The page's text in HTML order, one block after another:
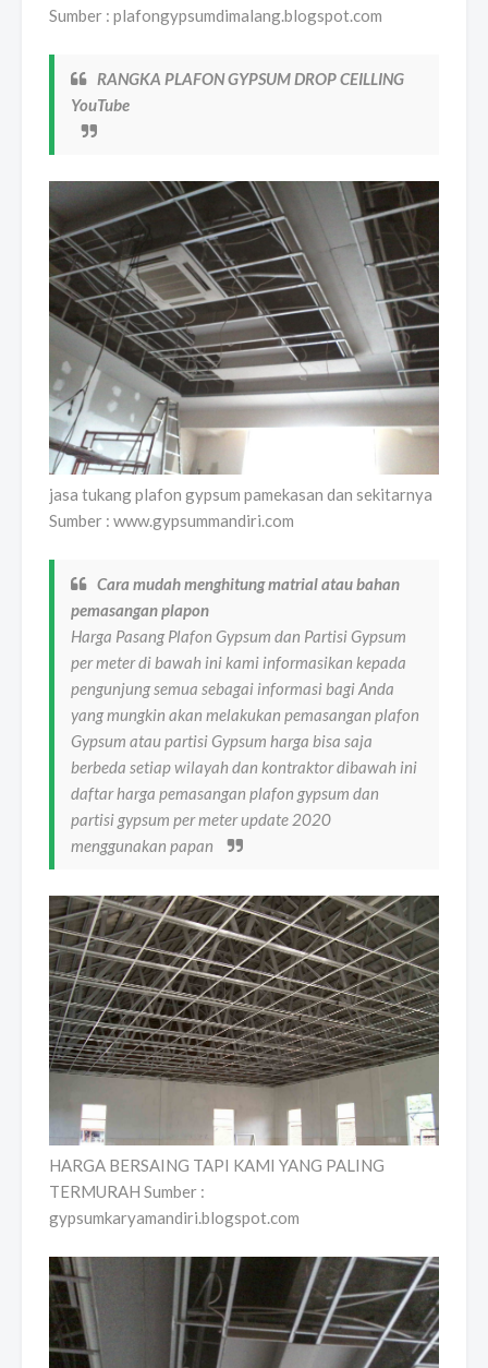
Sumber : plafongypsumdimalang.blogspot.com
RANGKA PLAFON GYPSUM DROP CEILLING
YouTube
jasa tukang plafon gypsum pamekasan dan sekitarnya
Sumber : www.gypsummandiri.com
Cara mudah menghitung matrial atau bahan
pemasangan plapon
Harga Pasang Plafon Gypsum dan Partisi Gypsum
per meter di bawah ini kami informasikan kepada
pengunjung semua sebagai informasi bagi Anda
yang mungkin akan melakukan pemasangan plafon
Gypsum atau partisi Gypsum harga bisa saja
berbeda setiap wilayah dan kontraktor dibawah ini
daftar harga pemasangan plafon gypsum dan
partisi gypsum per meter update 2020
menggunakan papan
HARGA BERSAING TAPI KAMI YANG PALING
TERMURAH Sumber :
gypsumkaryamandiri.blogspot.com